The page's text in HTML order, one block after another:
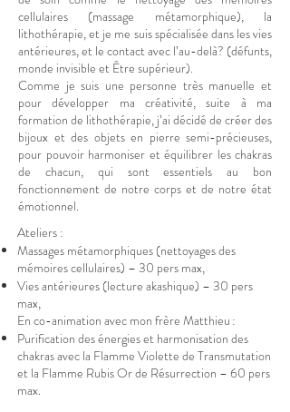
cellulaires (massage métamorphique), la
lithothérapie, et je me suis spécialisée dans les vies
antérieures, et le contact avec l’au-delà? (défunts,
monde invisible et Être supérieur).
Comme je suis une personne très manuelle et
pour développer ma créativité, suite à ma
formation de lithothérapie, j’ai décidé de créer des
bijoux et des objets en pierre semi-précieuses,
pour pouvoir harmoniser et équilibrer les chakras
de chacun, qui sont essentiels au bon
fonctionnement de notre corps et de notre état
émotionnel.
Ateliers :
Massages métamorphiques (nettoyages des
mémoires cellulaires) – 30 pers max,
Vies antérieures (lecture akashique) – 30 pers
max,
En co-animation avec mon frère Matthieu :
Purification des énergies et harmonisation des
chakras avec la Flamme Violette de Transmutation
et la Flamme Rubis Or de Résurrection – 60 pers
max.